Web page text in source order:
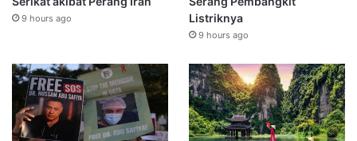
9 hours ago
Listriknya
9 hours ago